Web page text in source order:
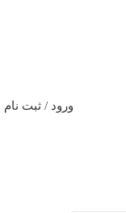
ورود / ثبت نام